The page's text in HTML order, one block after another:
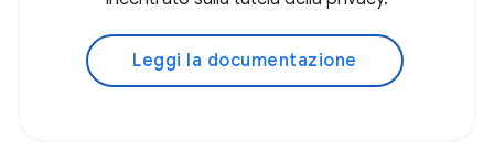
Leggi la documentazione